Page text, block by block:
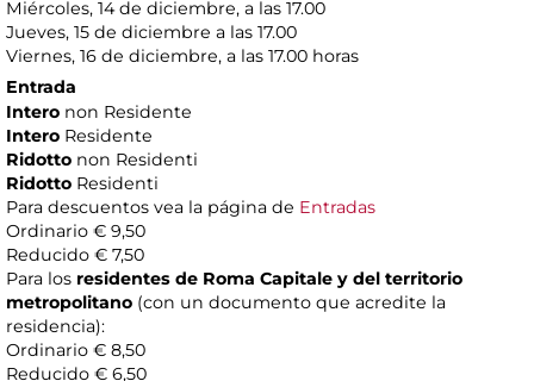
Miércoles, 14 de diciembre, a las 17.00
Jueves, 15 de diciembre a las 17.00
Viernes, 16 de diciembre, a las 17.00 horas
Entrada
Intero non Residente
Intero Residente
Ridotto non Residenti
Ridotto Residenti
Para descuentos vea la página de Entradas
Ordinario € 9,50
Reducido € 7,50
Para los residentes de Roma Capitale y del territorio
metropolitano (con un documento que acredite la
residencia):
Ordinario € 8,50
Reducido € 6,50